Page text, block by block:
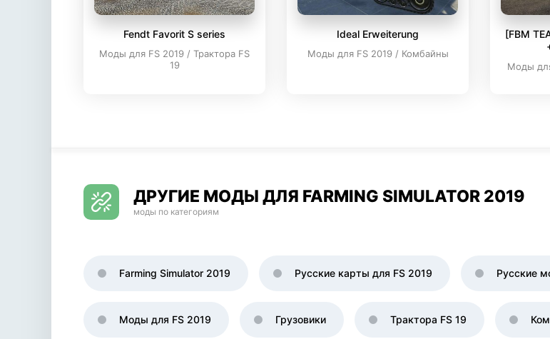
Fendt Favorit S series
Моды для FS 2019 / Трактора FS
19
Ideal Erweiterung
Моды для FS 2019 / Комбайны
[FBM
Моды
ДРУГИЕ МОДЫ ДЛЯ FARMING SIMULATOR 2019
моды по категориям
Farming Simulator 2019 Русские карты для FS 2019 Русские
Моды для FS 2019 Грузовики Трактора FS 19